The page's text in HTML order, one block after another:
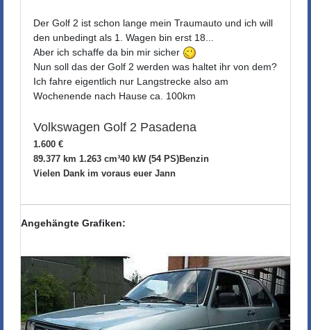
Der Golf 2 ist schon lange mein Traumauto und ich will
den unbedingt als 1. Wagen bin erst 18...
Aber ich schaffe da bin mir sicher
Nun soll das der Golf 2 werden was haltet ihr von dem?
Ich fahre eigentlich nur Langstrecke also am
Wochenende nach Hause ca. 100km
Volkswagen Golf 2 Pasadena
1.600 €
89.377 km 1.263 cm³40 kW (54 PS)Benzin
Vielen Dank im voraus euer Jann
Angehängte Grafiken: